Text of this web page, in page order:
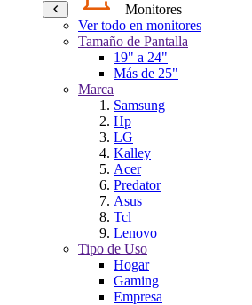
Monitores
Ver todo en monitores
Tamaño de Pantalla
19" a 24"
Más de 25"
Marca
Samsung
Hp
LG
Kalley
Acer
Predator
Asus
Tcl
Lenovo
Tipo de Uso
Hogar
Gaming
Empresa